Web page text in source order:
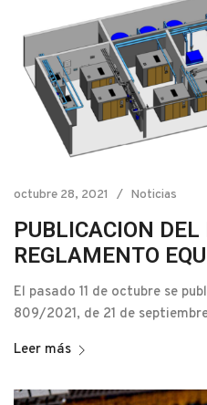
octubre 28, 2021 Noticias
PUBLICACION DEL
REGLAMENTO
El pasado 11 de octubre se
809/2021, de 21 de
Leer más